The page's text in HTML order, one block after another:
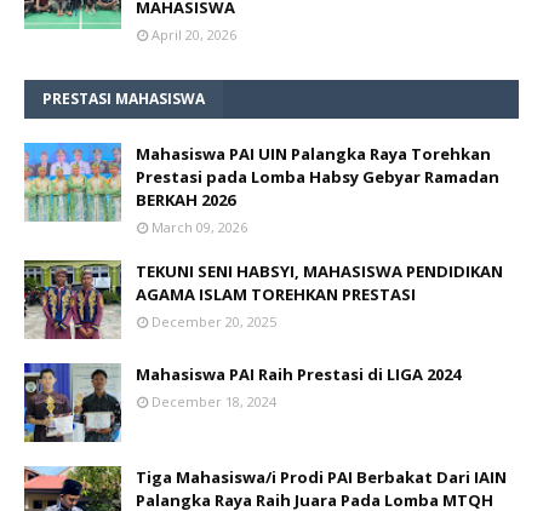
MAHASISWA
April 20, 2026
PRESTASI MAHASISWA
Mahasiswa PAI UIN Palangka Raya Torehkan
Prestasi pada Lomba Habsy Gebyar Ramadan
BERKAH 2026
March 09, 2026
TEKUNI SENI HABSYI, MAHASISWA PENDIDIKAN
AGAMA ISLAM TOREHKAN PRESTASI
December 20, 2025
Mahasiswa PAI Raih Prestasi di LIGA 2024
December 18, 2024
Tiga Mahasiswa/i Prodi PAI Berbakat Dari IAIN
Palangka Raya Raih Juara Pada Lomba MTQH